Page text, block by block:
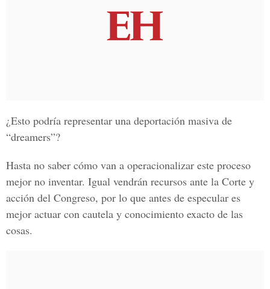
¿Esto podría representar una deportación masiva de
“dreamers”?
Hasta no saber cómo van a operacionalizar este proceso
mejor no inventar. Igual vendrán recursos ante la Corte y
acción del Congreso, por lo que antes de especular es
mejor actuar con cautela y conocimiento exacto de las
cosas.